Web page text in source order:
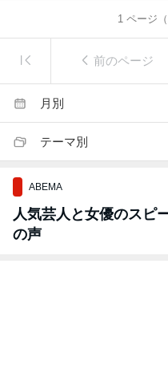
1ページ
前のページ
月別
テーマ別
ABEMA
人気芸人と女優のスピ
の声